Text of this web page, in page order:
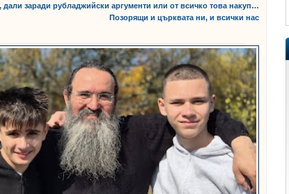
дали заради рубладжийски аргументи или от всичко това накуп…
Позорящи и църквата ни, и всички нас